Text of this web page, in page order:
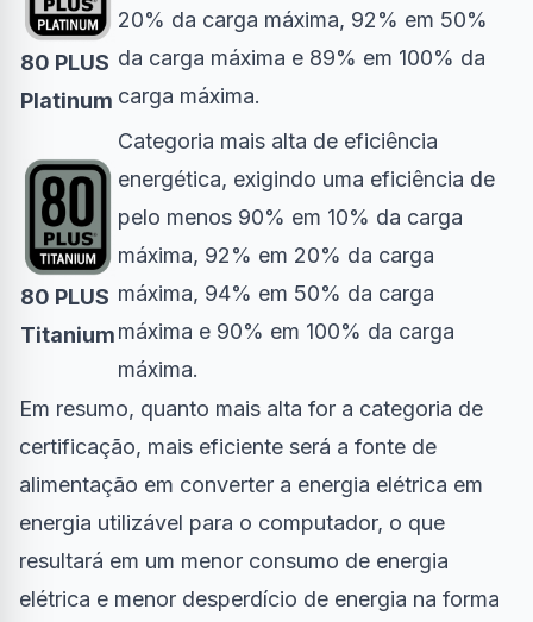
80 PLUS
Platinum
20% da carga máxima, 92% em 50%
da carga máxima e 89% em 100% da
carga máxima.
80 PLUS
Titanium
Categoria mais alta de eficiência
energética, exigindo uma eficiência de
pelo menos 90% em 10% da carga
máxima, 92% em 20% da carga
máxima, 94% em 50% da carga
máxima e 90% em 100% da carga
máxima.
Em resumo, quanto mais alta for a categoria de
certificação, mais eficiente será a fonte de
alimentação em converter a energia elétrica em
energia utilizável para o computador, o que
resultará em um menor consumo de energia
elétrica e menor desperdício de energia na forma